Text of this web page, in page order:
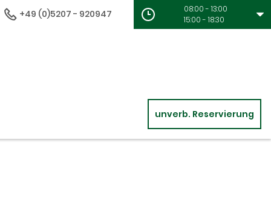
+49 (0)5207 - 920947
08:00 - 13:00
15:00 - 18:30
unverb. Reservierung